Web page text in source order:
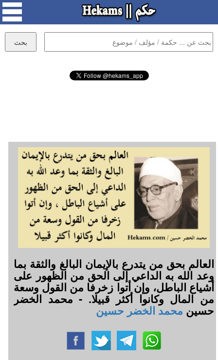
العالم بحق من يتدرع بالإيمان البالغ والثقة بما
وعد الله به الداعي إلى الحق من الظهور على
أشياع الباطل، وإن أتوا زخرفا من القول وسعة
من المال وكانوا أكثر قبيلا. - محمد الخضر
حسين محمد الخضر حسين